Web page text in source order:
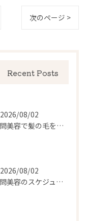
次のページ >
Recent Posts
2026/08/02
訪問美容で髪の毛を整える事前準備と安心料金ポイントを徹底解説
2026/08/02
訪問美容のスケジュール調整を東京都でスムーズに行うポイント